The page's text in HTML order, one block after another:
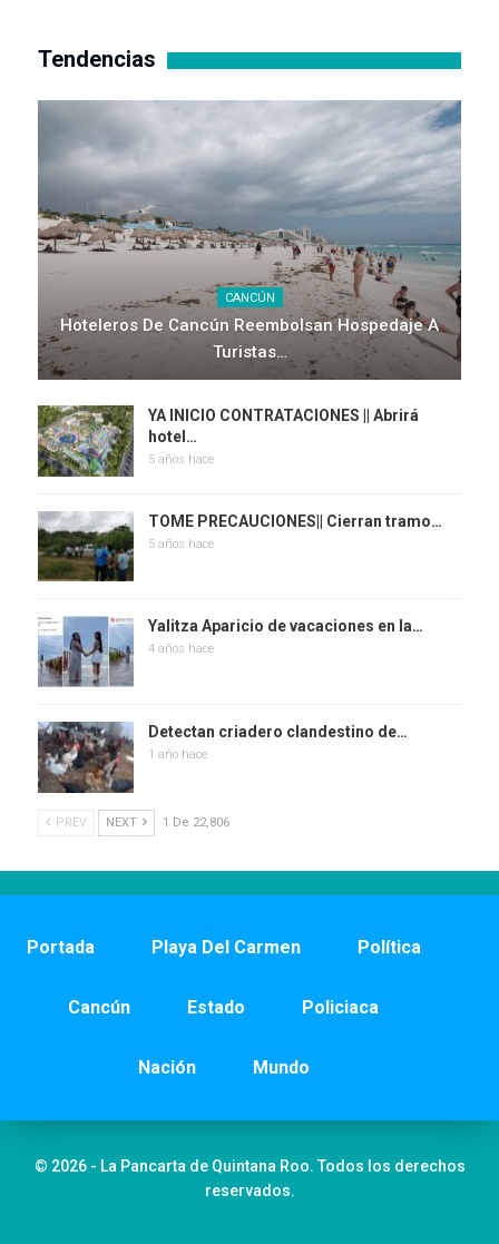
Tendencias
CANCÚN
Hoteleros De Cancún Reembolsan Hospedaje A
Turistas…
YA INICIO CONTRATACIONES || Abrirá
hotel…
5 años hace
TOME PRECAUCIONES|| Cierran tramo…
5 años hace
Yalitza Aparicio de vacaciones en la…
4 años hace
Detectan criadero clandestino de…
1 año hace
PREV NEXT 1 De 22,806
Portada Playa Del Carmen Política
Cancún Estado Policiaca
Nación Mundo
© 2026 - La Pancarta de Quintana Roo. Todos los derechos
reservados.